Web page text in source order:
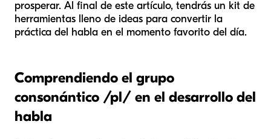
prosperar. Al final de este artículo, tendrás un kit de
herramientas lleno de ideas para convertir la
práctica del habla en el momento favorito del día.
Comprendiendo el grupo
consonántico /pl/ en el desarrollo del
habla